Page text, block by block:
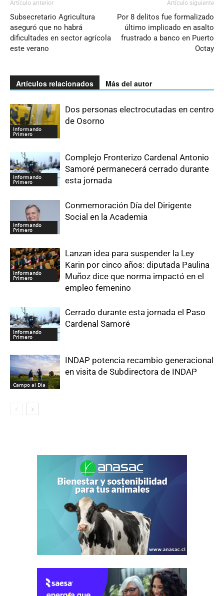
Artículo anterior
Subsecretario Agricultura
aseguró que no habrá
dificultades en sector agrícola
este verano
Artículo siguiente
Por 8 delitos fue formalizado
último implicado en asalto
frustrado a banco en Puerto
Octay
Artículos relacionados Más del autor
Informando
Primero
Dos personas electrocutadas en centro
de Osorno
Informando
Primero
Complejo Fronterizo Cardenal Antonio
Samoré permanecerá cerrado durante
esta jornada
Informando
Primero
Conmemoración Día del Dirigente
Social en la Academia
Informando
Primero
Lanzan idea para suspender la Ley
Karin por cinco años: diputada Paulina
Muñoz dice que norma impactó en el
empleo femenino
Informando
Primero
Cerrado durante esta jornada el Paso
Cardenal Samoré
Campo al Día
INDAP potencia recambio generacional
en visita de Subdirectora de INDAP